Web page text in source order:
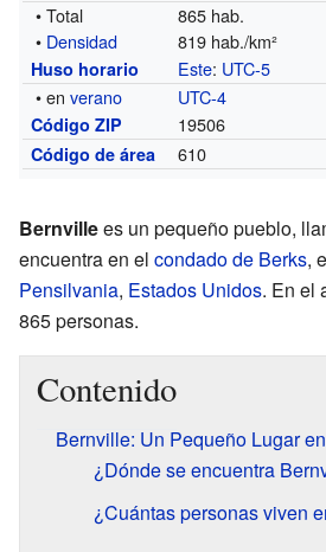
• Total
865 hab.
• Densidad 819 hab./km²
Huso horario Este: UTC-5
• enverano UTC-4
Código ZIP 19506
Código de área 610
Bernvillees un pequeño pueblo,
encuentra en el condado de Berks,
Pensilvania, Estados Unidos. En el
865 personas.
Contenido
Bernville: Un Pequeño Lugar
¿Dónde se encuentra
¿Cuántas personas viven